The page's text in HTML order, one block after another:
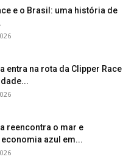
e o Brasil: uma história de
entra na rota da Clipper Race
reencontra o mar e
azul em...